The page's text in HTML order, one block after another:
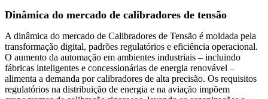
Dinâmica do mercado de calibradores de tensão
A dinâmica do mercado de Calibradores de Tensão é moldada pela
transformação digital, padrões regulatórios e eficiência operacional.
O aumento da automação em ambientes industriais – incluindo
fábricas inteligentes e concessionárias de energia renovável –
alimenta a demanda por calibradores de alta precisão. Os requisitos
regulatórios na distribuição de energia e na aviação impõem